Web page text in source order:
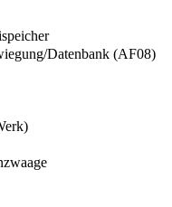
Datenbank (AF08)